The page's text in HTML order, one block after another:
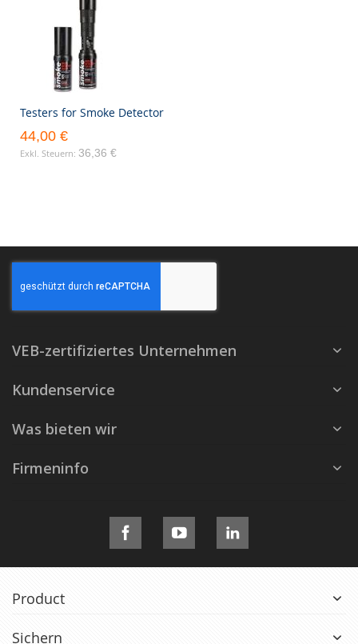
Testers for Smoke Detector
44,00 €
36,36 €
VEB-zertifiziertes Unternehmen
Kundenservice
Was bieten wir
Firmeninfo
Product
Sichern